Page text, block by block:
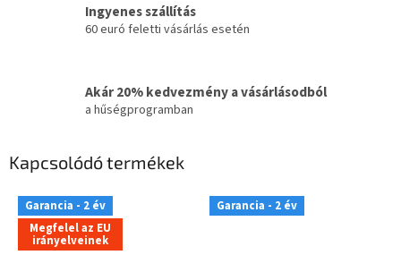
Ingyenes szállítás
60 euró feletti vásárlás esetén
Akár 20% kedvezmény a vásárlásodból
a hűségprogramban
Kapcsolódó termékek
Garancia - 2 év
Megfelel az EU
irányelveinek
Garancia - 2 év